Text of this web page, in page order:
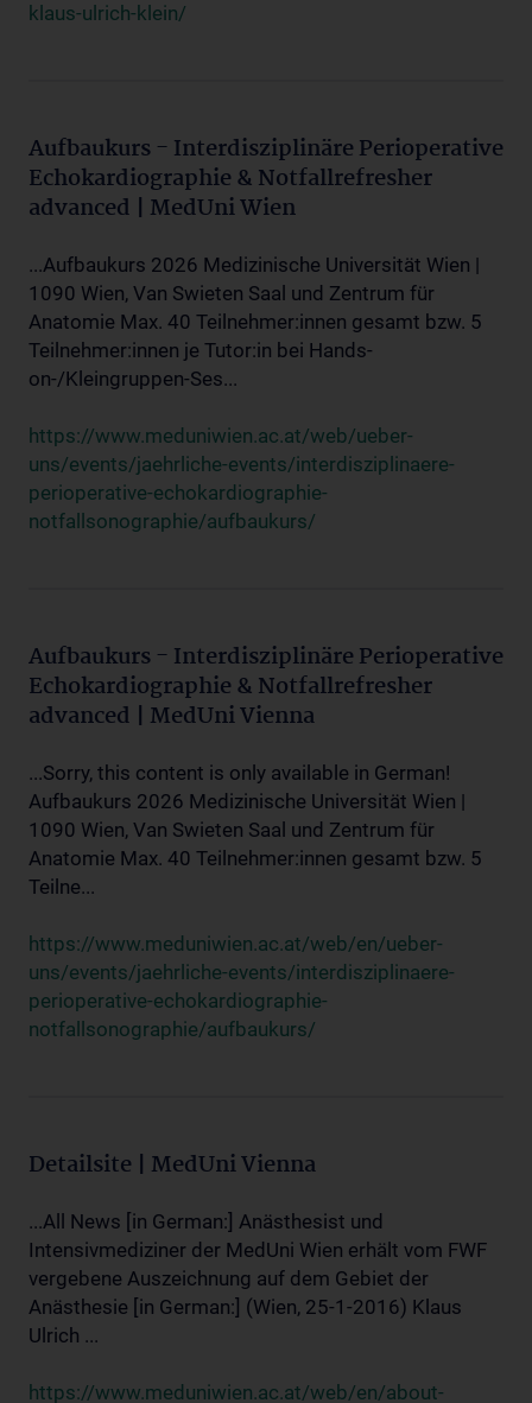
klaus-ulrich-klein/
Aufbaukurs - Interdisziplinäre Perioperative
Echokardiographie & Notfallrefresher
advanced | MedUni Wien
...Aufbaukurs 2026 Medizinische Universität Wien |
1090 Wien, Van Swieten Saal und Zentrum für
Anatomie Max. 40 Teilnehmer:innen gesamt bzw. 5
Teilnehmer:innen je Tutor:in bei Hands-
on-/Kleingruppen-Ses...
https://www.meduniwien.ac.at/web/ueber-
uns/events/jaehrliche-events/interdisziplinaere-
perioperative-echokardiographie-
notfallsonographie/aufbaukurs/
Aufbaukurs - Interdisziplinäre Perioperative
Echokardiographie & Notfallrefresher
advanced | MedUni Vienna
...Sorry, this content is only available in German!
Aufbaukurs 2026 Medizinische Universität Wien |
1090 Wien, Van Swieten Saal und Zentrum für
Anatomie Max. 40 Teilnehmer:innen gesamt bzw. 5
Teilne...
https://www.meduniwien.ac.at/web/en/ueber-
uns/events/jaehrliche-events/interdisziplinaere-
perioperative-echokardiographie-
notfallsonographie/aufbaukurs/
Detailsite | MedUni Vienna
...All News [in German:] Anästhesist und
Intensivmediziner der MedUni Wien erhält vom FWF
vergebene Auszeichnung auf dem Gebiet der
Anästhesie [in German:] (Wien, 25-1-2016) Klaus
Ulrich ...
https://www.meduniwien.ac.at/web/en/about-